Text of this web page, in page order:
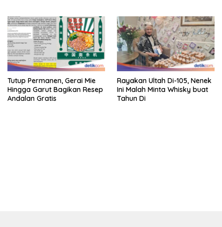
Tutup Permanen, Gerai Mie
Hingga Garut Bagikan Resep
Andalan Gratis
Rayakan Ultah Di-105, Nenek
Ini Malah Minta Whisky buat
Tahun Di